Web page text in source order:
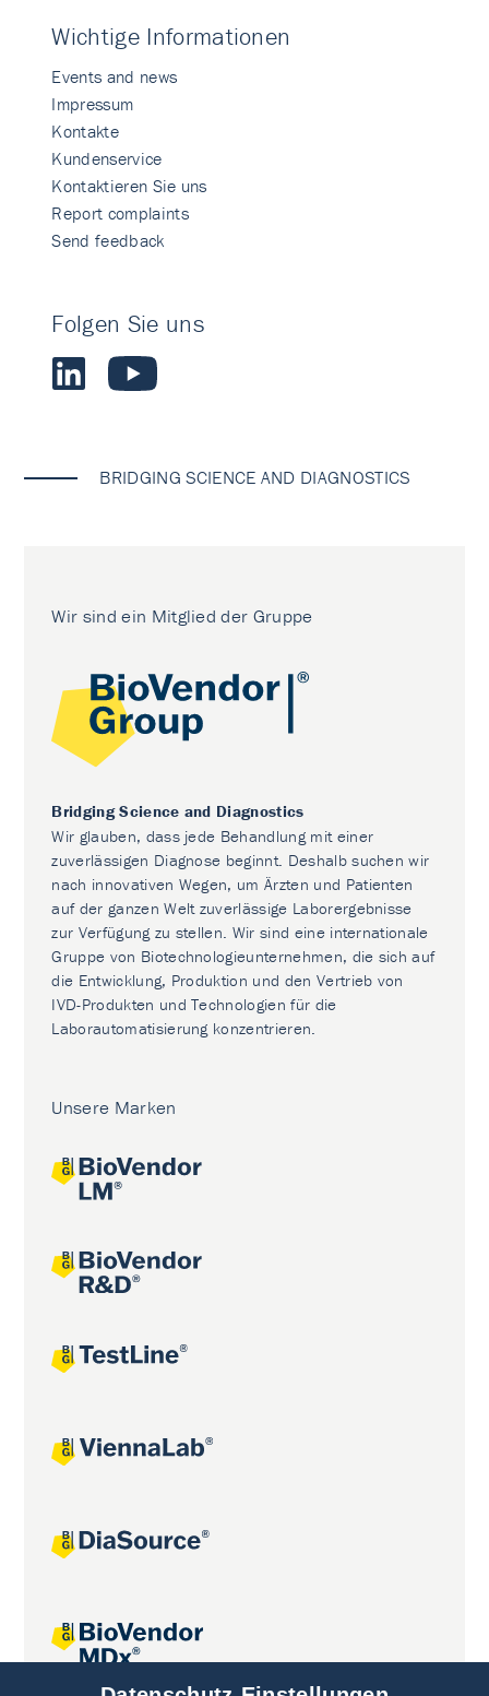
Wichtige Informationen
Events and news
Impressum
Kontakte
Kundenservice
Kontaktieren Sie uns
Report complaints
Send feedback
Folgen Sie uns
BRIDGING SCIENCE AND DIAGNOSTICS
Wir sind ein Mitglied der Gruppe
Bridging Science and Diagnostics
Wir glauben, dass jede Behandlung mit einer
zuverlässigen Diagnose beginnt. Deshalb suchen wir
nach innovativen Wegen, um Ärzten und Patienten
auf der ganzen Welt zuverlässige Laborergebnisse
zur Verfügung zu stellen. Wir sind eine internationale
Gruppe von Biotechnologieunternehmen, die sich auf
die Entwicklung, Produktion und den Vertrieb von
IVD-Produkten und Technologien für die
Laborautomatisierung konzentrieren.
Unsere Marken